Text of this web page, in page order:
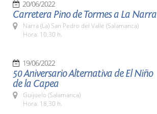
20/06/2022
Carretera Pino de Tormes a La Narra
Narra (La) San Pedro del Valle (Salamanca)
Hora: 10,30 h.
19/06/2022
50 Aniversario Alternativa de El Niño
de la Capea
Guijuelo (Salamanca)
Hora: 18,30 h.